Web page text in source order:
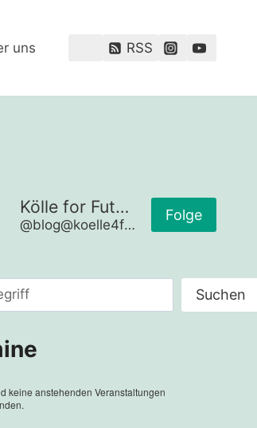
uns RSS
Kölle for Future
@blog@koelle4future.de
Folge
Suchen
keine anstehenden Veranstaltungen